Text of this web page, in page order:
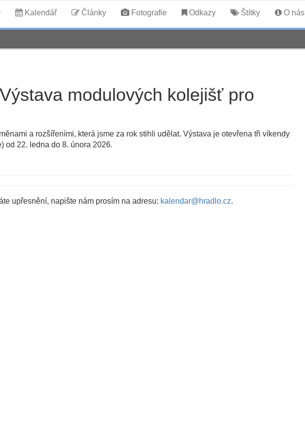
Kalendář Články Fotografie Odkazy Štítky O nás
Výstava modulových kolejišť pro
a rozšířeními, která jsme za rok stihli udělat. Výstava je otevřena tři víkendy
od 22. ledna do 8. února 2026.
upřesnění, napište nám prosím na adresu: kalendar@hradlo.cz.